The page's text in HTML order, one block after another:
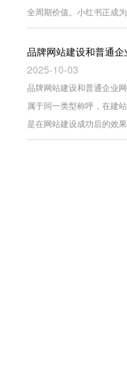
全周期价值。小红书正成
品牌网站建设和普通
2025-10-03
品牌网站建设和普通企业
属于同一类型称呼，在建
是在网站建设成功后的效